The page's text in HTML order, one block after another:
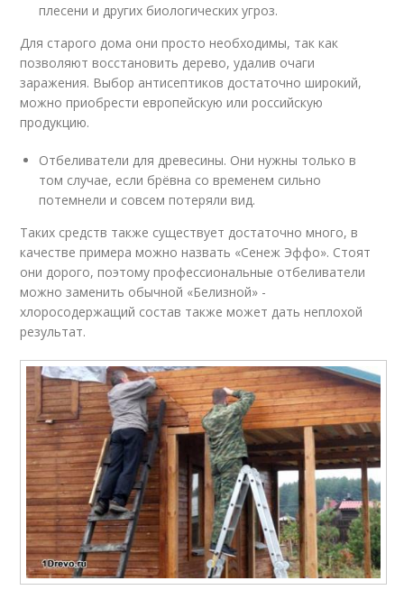
плесени и других биологических угроз.
Для старого дома они просто необходимы, так как
позволяют восстановить дерево, удалив очаги
заражения. Выбор антисептиков достаточно широкий,
можно приобрести европейскую или российскую
продукцию.
Отбеливатели для древесины. Они нужны только в
том случае, если брёвна со временем сильно
потемнели и совсем потеряли вид.
Таких средств также существует достаточно много, в
качестве примера можно назвать «Сенеж Эффо». Стоят
они дорого, поэтому профессиональные отбеливатели
можно заменить обычной «Белизной» -
хлоросодержащий состав также может дать неплохой
результат.